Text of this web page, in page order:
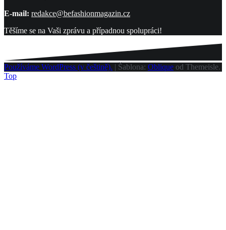
E-mail: redakce@befashionmagazin.cz
Těšíme se na Vaši zprávu a případnou spolupráci!
Používáme WordPress (v češtině). | Šablona: Oblique od Themeisle.
Top